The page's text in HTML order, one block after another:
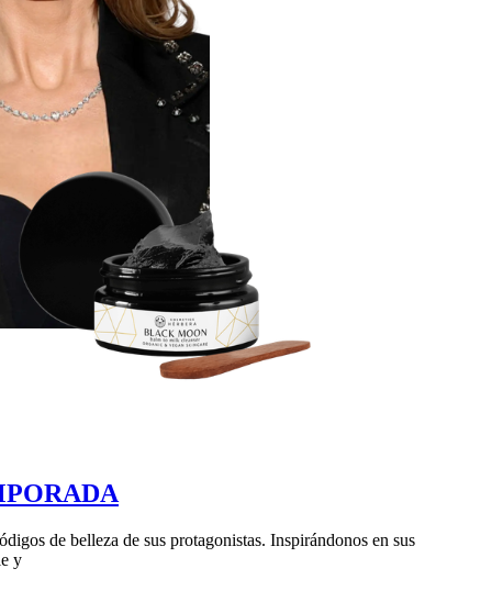
de belleza de sus protagonistas. Inspirándonos en sus
y